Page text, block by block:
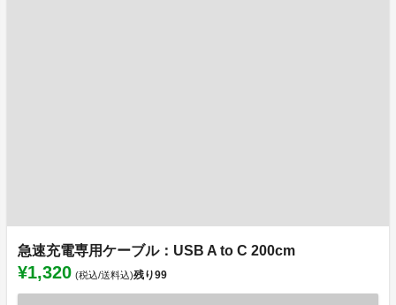
急速充電専用ケーブル：USB A to C 200cm
¥1,320 (税込/送料込)残り99